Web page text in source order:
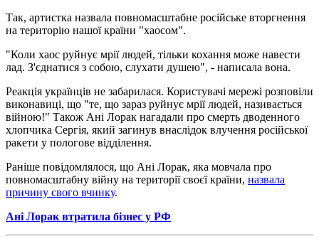
Так, артистка назвала повномасштабне російське вторгнення
на територію нашої країни "хаосом".
"Коли хаос руйнує мрії людей, тільки кохання може навести
лад. З'єднатися з собою, слухати душею", - написала вона.
Реакція українців не забарилася. Користувачі мережі розповіли
виконавиці, що "те, що зараз руйнує мрії людей, називається
війною!" Також Ані Лорак нагадали про смерть дводенного
хлопчика Сергія, який загинув внаслідок влучення російської
ракети у пологове відділення.
Раніше повідомлялося, що Ані Лорак, яка мовчала про
повномасштабну війну на території своєї країни, назвала
причину свого вчинку.
Ані Лорак втратила бізнес у РФ